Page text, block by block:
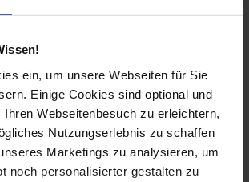
ein, um unsere Webseiten für Sie
Einige Cookies sind optional und
Webseitenbesuch zu erleichtern,
Nutzungserlebnis zu schaffen
Marketings zu analysieren, um
noch personalisierter gestalten zu
Vorgehensweisen
für Geräte
der